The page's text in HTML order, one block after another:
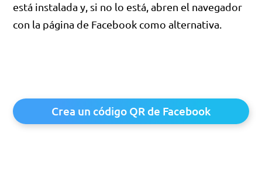
está instalada y, si no lo está, abren el navegador
con la página de Facebook como alternativa.
Crea un código QR de Facebook